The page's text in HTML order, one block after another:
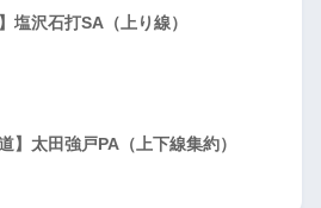
塩沢石打SA（上り線）
】太田強戸PA（上下線集約）